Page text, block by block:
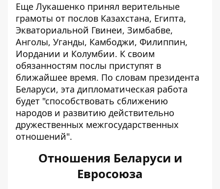
Еще Лукашенко принял верительные
грамоты от послов Казахстана, Египта,
Экваториальной Гвинеи, Зимбабве,
Анголы, Уганды, Камбоджи, Филиппин,
Иордании и Колумбии. К своим
обязанностям послы приступят в
ближайшее время. По словам президента
Беларуси, эта дипломатическая работа
будет "способствовать сближению
народов и развитию действительно
дружественных межгосударственных
отношений".
Отношения Беларуси и
Евросоюза